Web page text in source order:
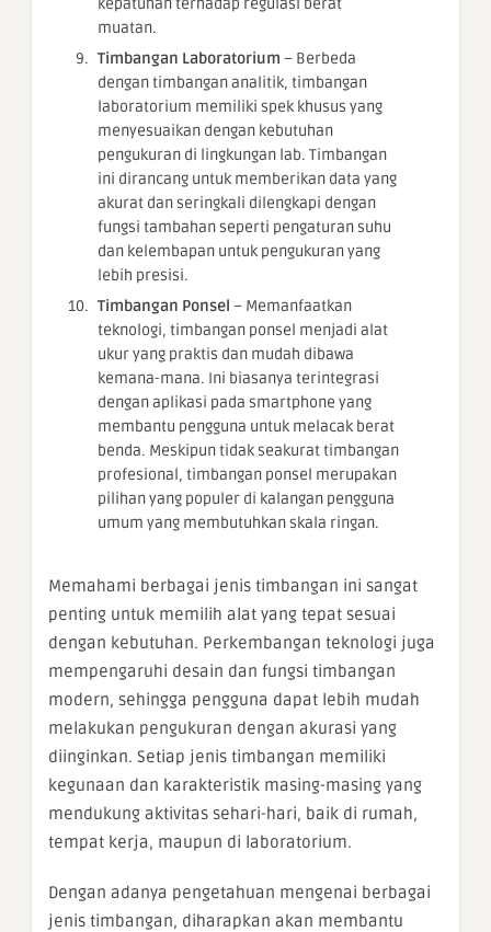
kepatuhan terhadap regulasi berat
muatan.
Timbangan Laboratorium – Berbeda
dengan timbangan analitik, timbangan
laboratorium memiliki spek khusus yang
menyesuaikan dengan kebutuhan
pengukuran di lingkungan lab. Timbangan
ini dirancang untuk memberikan data yang
akurat dan seringkali dilengkapi dengan
fungsi tambahan seperti pengaturan suhu
dan kelembapan untuk pengukuran yang
lebih presisi.
Timbangan Ponsel – Memanfaatkan
teknologi, timbangan ponsel menjadi alat
ukur yang praktis dan mudah dibawa
kemana-mana. Ini biasanya terintegrasi
dengan aplikasi pada smartphone yang
membantu pengguna untuk melacak berat
benda. Meskipun tidak seakurat timbangan
profesional, timbangan ponsel merupakan
pilihan yang populer di kalangan pengguna
umum yang membutuhkan skala ringan.
Memahami berbagai jenis timbangan ini sangat
penting untuk memilih alat yang tepat sesuai
dengan kebutuhan. Perkembangan teknologi juga
mempengaruhi desain dan fungsi timbangan
modern, sehingga pengguna dapat lebih mudah
melakukan pengukuran dengan akurasi yang
diinginkan. Setiap jenis timbangan memiliki
kegunaan dan karakteristik masing-masing yang
mendukung aktivitas sehari-hari, baik di rumah,
tempat kerja, maupun di laboratorium.
Dengan adanya pengetahuan mengenai berbagai
jenis timbangan, diharapkan akan membantu